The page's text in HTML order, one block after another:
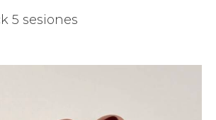
5 sesiones